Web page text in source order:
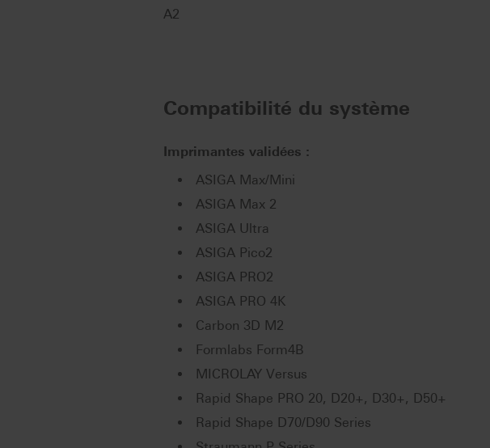
A2
Compatibilité du système
Imprimantes validées :
ASIGA Max/Mini
ASIGA Max 2
ASIGA Ultra
ASIGA Pico2
ASIGA PRO2
ASIGA PRO 4K
Carbon 3D M2
Formlabs Form4B
MICROLAY Versus
Rapid Shape PRO 20, D20+, D30+, D50+
Rapid Shape D70/D90 Series